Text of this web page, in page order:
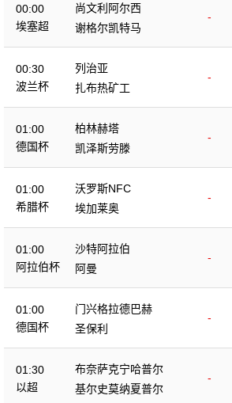
00:00
埃塞超
尚文利阿尔西
-
谢格尔凯特马
00:30
波兰杯
列治亚
-
扎布热矿工
01:00
德国杯
柏林赫塔
-
凯泽斯劳滕
01:00
希腊杯
沃罗斯NFC
-
埃加莱奥
01:00
阿拉伯杯
沙特阿拉伯
-
阿曼
01:00
德国杯
门兴格拉德巴赫
-
圣保利
01:30
以超
布奈萨克宁哈普尔
-
基尔史莫纳夏普尔